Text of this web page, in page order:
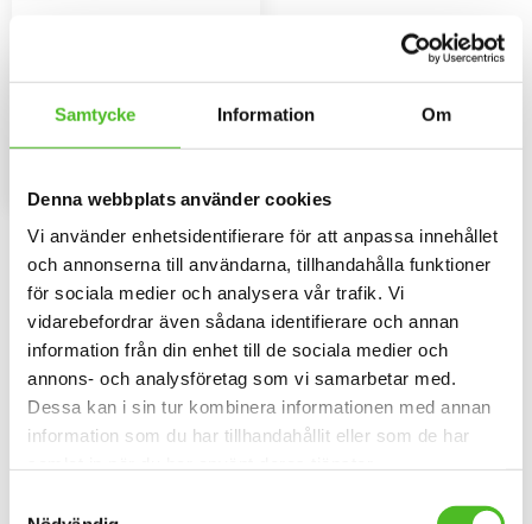
Samtycke Information Om
Denna webbplats använder cookies
Vi använder enhetsidentifierare för att anpassa innehållet
och annonserna till användarna, tillhandahålla funktioner
för sociala medier och analysera vår trafik. Vi
vidarebefordrar även sådana identifierare och annan
information från din enhet till de sociala medier och
annons- och analysföretag som vi samarbetar med.
Dessa kan i sin tur kombinera informationen med annan
information som du har tillhandahållit eller som de har
Omdömen
Du
Rund dekal i 3D-variant av hög
Newfoundland. Finns i 3
cm i diameter.
79